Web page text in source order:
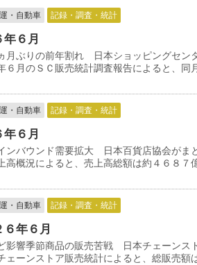
・自動車 記録・調査・統計
６月
ぶりの前年割れ 日本ショッピングセン
６月のＳＣ販売統計調査報告によると、同
・自動車 記録・調査・統計
６月
バウンド需要拡大 日本百貨店協会がま
高概況によると、売上高総額は約４６８７
・自動車 記録・調査・統計
年６月
響季節商品の販売苦戦 日本チェーンス
ェーンストア販売統計によると、総販売額